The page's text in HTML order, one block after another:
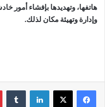
هاتفها، وتهديدها بإفشاء أمور
وإدارة وتهيئة مكان لذلك.
لينكدإن